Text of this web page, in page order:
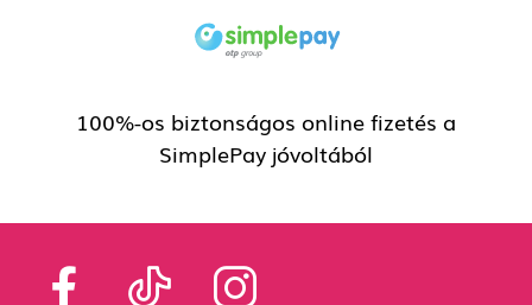
100%-os biztonságos online fizetés a
SimplePay jóvoltából